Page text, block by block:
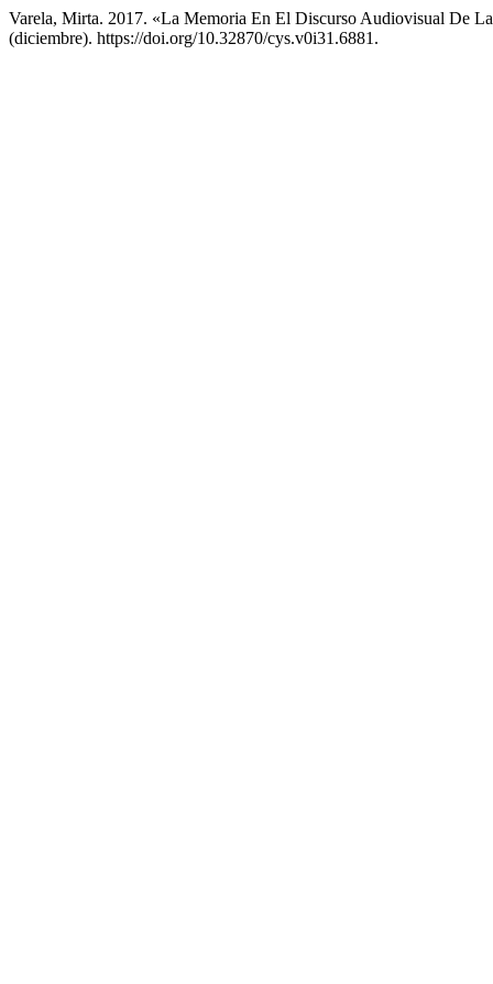
Varela, Mirta. 2017. «La Memoria En El Discurso Audiovisual De
(diciembre). https://doi.org/10.32870/cys.v0i31.6881.